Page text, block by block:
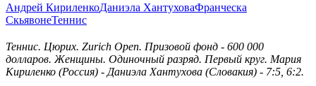
Андрей КириленкоДаниэла ХантуховаФранческа
СкьявонеТеннис
Теннис. Цюрих. Zurich Open. Призовой фонд - 600 000
долларов. Женщины. Одиночный разряд. Первый круг. Мария
Кириленко (Россия) - Даниэла Хантухова (Словакия) - 7:5, 6:2.